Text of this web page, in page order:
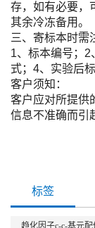
存，如有必要，
其余冷冻备用。
三、寄标本时需
1、标本编号；2
式；4、实验后
客户须知：
客户应对所提供
信息不准确而引
标签